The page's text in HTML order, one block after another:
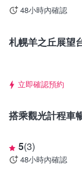
48小時內確認
札幌羊之丘展望
立即確認預約
搭乘觀光計程車
5(3)
48小時內確認